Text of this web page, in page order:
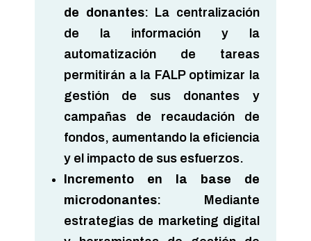
de donantes: La centralización
de la información y la
automatización de tareas
permitirán a la FALP optimizar la
gestión de sus donantes y
campañas de recaudación de
fondos, aumentando la eficiencia
y el impacto de sus esfuerzos.
Incremento en la base de
microdonantes: Mediante
estrategias de marketing digital